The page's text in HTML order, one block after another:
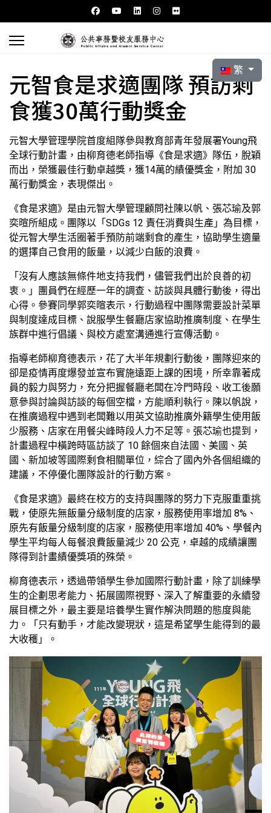
選擇你的語言
繁
元智食是求適團隊 預訪剩
食獲30萬行動獎金
元智大學管理學院首度組隊參與教育部青年發展署Young飛
全球行動計畫，由柳育德老師指導《食是求適》隊伍，脫穎
而出，榮獲最佳行動卓越獎，獲14萬的績優獎金，附加 30
萬行動獎金，表現傑出。
《食是求適》是由元智大學管理顧問社陳以帆、張芯瑜及郭
奕暄所組成。團隊以「SDGs 12 責任消費與生產」為目標，
從元智大學生活圈著手預防前端剩食的產生，協助學生適量
的選擇自己食用的飯量，以減少白飯的浪費。
「沒有人應該無條件地支持我們，儘管我們出於良善的初
衷。」團員們在經歷一年的調查、訪談與具體行動後，得出
心得。參賽同學郭奕暄表示，行動過程中團隊需要設計菜單
與制度達成目標、說服學生餐廳店家協助推廣制度、在學生
族群中進行倡議、與校方處室溝通進行宣傳活動。
指導老師柳育德表示，花了大半年規劃行動後，團隊迎來的
卻是疫情再度爆發並宣布實施遠距上課的困境，所幸靠著成
員的毅力與努力，充分把握餐廳老闆在冷門時段、收工後願
意參與討論與訪談的每個空檔，方能順利執行。陳以帆說，
在推廣過程中遇到老闆難以用英文協助推廣外籍學生使用飯
少服務、店家在用餐尖峰時段人力不足等。張芯瑜也提到，
計畫過程中橫跨時區訪談了 10 餘個來自法國、美國、英
國、新加坡等國際剩食相關單位，綜合了國內外各個組織的
建議，不停優化團隊設計的行動方案。
《食是求適》最終在校方的支持與團隊的努力下克服重重挑
戰，使原先無飯量分級制度的店家，服務使用率增加 8%、
原先有飯量分級制度的店家，服務使用率增加 40%、學餐內
學生平均每人每餐浪費飯量減少 20 公克，卓越的成績讓團
隊得到計畫績優獎項的殊榮。
柳育德表示，透過帶領學生參加國際行動計畫，除了訓練學
生的企劃思考能力、拓展國際視野、深入了解重要的永續發
展目標之外，最主要是培養學生實作解決問題的態度與能
力。「只有動手，才能改變現狀，這是希望學生能得到的最
大收穫」。